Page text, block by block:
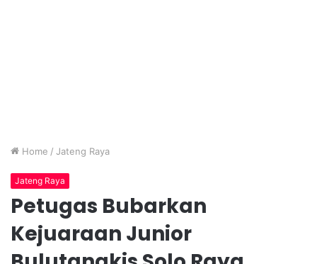
Home / Jateng Raya
Jateng Raya
Petugas Bubarkan
Kejuaraan Junior